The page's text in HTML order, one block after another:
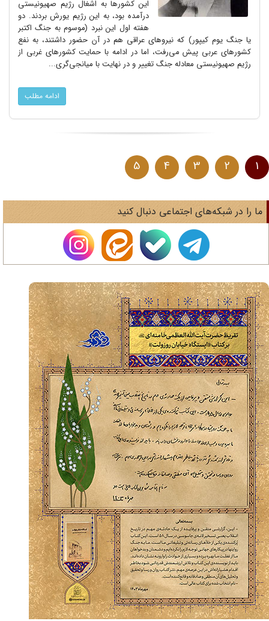
این کشورها به اشغال رژیم صهیونیستی
درآمده بود، به این رژیم یورش بردند. دو
هفته اول این نبرد (موسوم به جنگ اکتبر
یا جنگ یوم کیپور) که نیروهای عراقی هم در آن حضور داشتند، به نفع
کشورهای عربی پیش می‌رفت، اما در ادامه با حمایت کشورهای غربی از
رژیم صهیونیستی معادله جنگ تغییر و در نهایت با میانجی‌گری...
ادامه مطلب
1
2
3
4
5
را در شبکه‌های اجتماعی دنبال کنید